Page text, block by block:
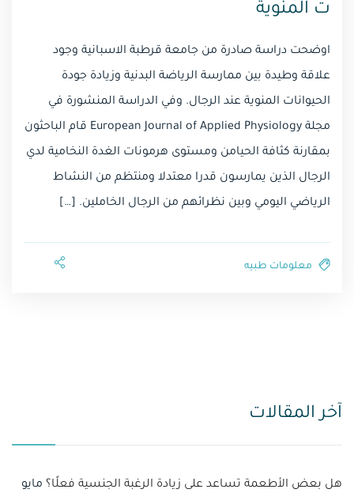
ت المنوية
اوضحت دراسة صادرة من جامعة قرطبة الاسبانية وجود
علاقة وطيدة بين ممارسة الرياضة البدنية وزيادة جودة
الحيوانات المنوية عند الرجال. وفي الدراسة المنشورة في
مجلة European Journal of Applied Physiology قام الباحثون
بمقارنة كثافة الحيامن ومستوى هرمونات الغدة النخامية لدي
الرجال الذين يمارسون قدرا معتدلا ومنتظم من النشاط
الرياضي اليومي وبين نظرائهم من الرجال الخاملين. […]
معلومات طبيه⁩
آخر المقالات
هل بعض الأطعمة تساعد على زيادة الرغبة الجنسية فعلًا؟ مايو